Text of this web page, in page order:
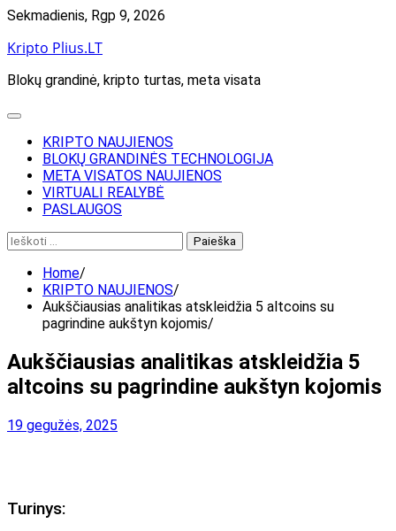
Skip
content
Sekmadienis, Rgp 9, 2026
Kripto Plius.LT
Blokų grandinė, kripto turtas, meta visata
KRIPTO NAUJIENOS
BLOKŲ GRANDINĖS TECHNOLOGIJA
META VISATOS NAUJIENOS
VIRTUALI REALYBĖ
PASLAUGOS
Ieškoti:
Home
KRIPTO NAUJIENOS
Aukščiausias analitikas atskleidžia 5 altcoins su
pagrindine aukštyn kojomis
Aukščiausias analitikas atskleidžia 5
altcoins su pagrindine aukštyn kojomis
19 gegužės, 2025
Turinys: